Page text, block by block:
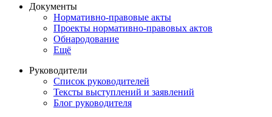
Документы
Нормативно-правовые акты
Проекты нормативно-правовых актов
Обнародование
Ещё
Руководители
Список руководителей
Тексты выступлений и заявлений
Блог руководителя